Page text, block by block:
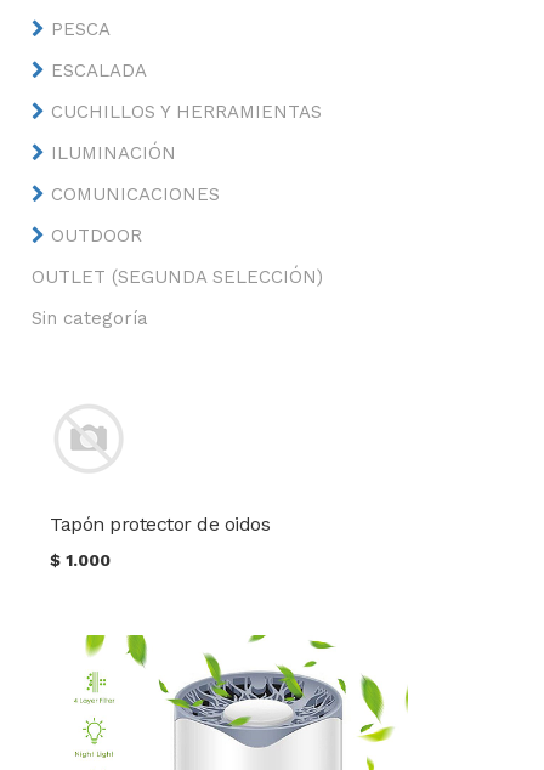
PESCA
ESCALADA
CUCHILLOS Y HERRAMIENTAS
ILUMINACIÓN
COMUNICACIONES
OUTDOOR
OUTLET (SEGUNDA SELECCIÓN)
Sin categoría
Tapón protector de oidos
$1.000